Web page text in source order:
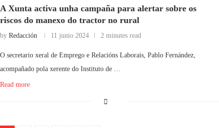
A Xunta activa unha campaña para alertar sobre os
riscos do manexo do tractor no rural
by Redacción 11 junio 2024 2 minutes read
O secretario xeral de Emprego e Relacións Laborais, Pablo Fernández,
acompañado pola xerente do Instituto de …
Read more